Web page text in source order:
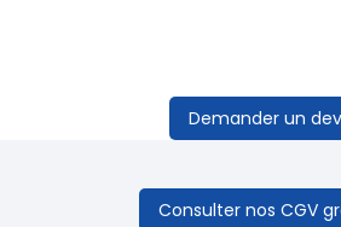
Demander un
Consulter nos CGV